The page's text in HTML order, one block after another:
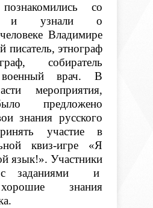
со
и узнали о
Владимире
писатель, этнограф
собиратель
военный врач. В
мероприятия,
предложено
знания русского
участие в
квиз-игре «Я
язык!». Участники
с заданиями и
знания